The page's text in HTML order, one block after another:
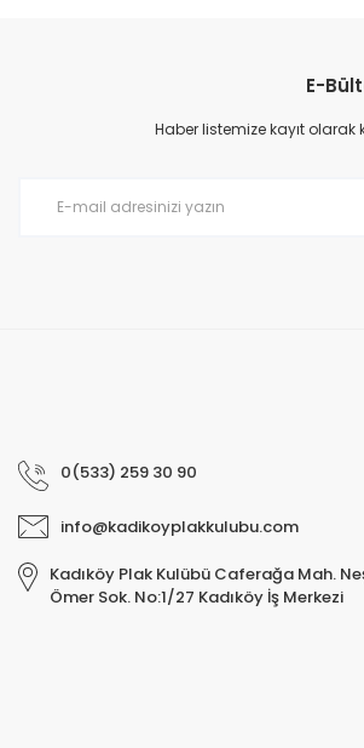
Ürün resmi kalitesiz, bozuk veya
Ürün açıklamasında eksik bilgiler
E-
Haber listemize kayıt
0(533) 259 30 90
info@kadikoyplakkulubu.com
Kadıköy Plak Kulübü Caferağa Mah.
Ömer Sok. No:1/27 Kadıköy İş Merkezi